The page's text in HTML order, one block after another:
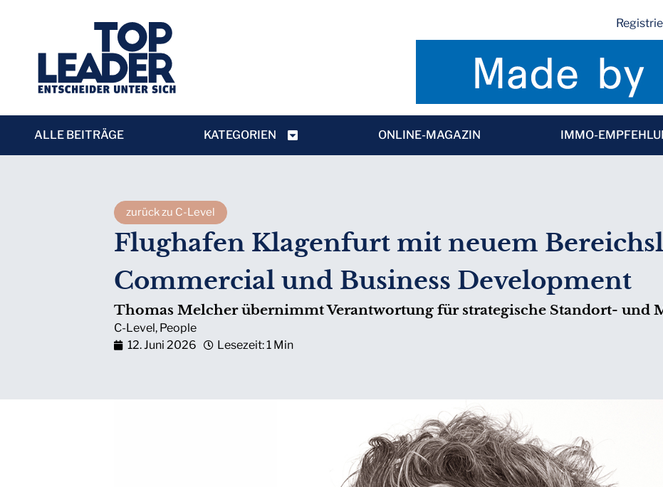
ALLE BEITRÄGE KATEGORIEN ONLINE-MAGAZIN IMMO-
zurück zu C-Level
Flughafen Klagenfurt mit neuem
Commercial und Business Development
Thomas Melcher übernimmt Verantwortung für strategische Standort- und
C-Level, People
12. Juni 2026
Lesezeit: 1 Min